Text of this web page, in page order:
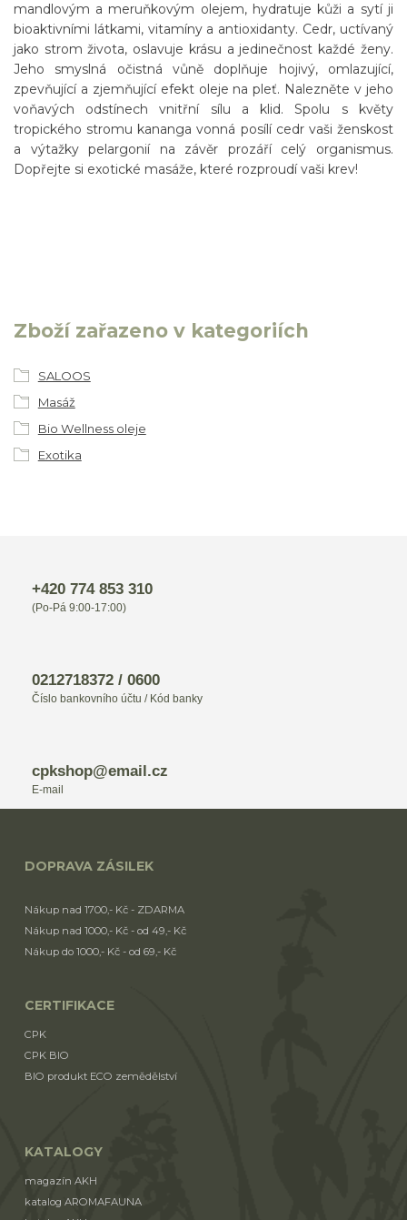
mandlovým a meruňkovým olejem, hydratuje kůži a sytí ji
bioaktivními látkami, vitamíny a antioxidanty. Cedr, uctívaný
jako strom života, oslavuje krásu a jedinečnost každé ženy.
Jeho smyslná očistná vůně doplňuje hojivý, omlazující,
zpevňující a zjemňující efekt oleje na pleť. Nalezněte v jeho
voňavých odstínech vnitřní sílu a klid. Spolu s květy
tropického stromu kananga vonná posílí cedr vaši ženskost
a výtažky pelargonií na závěr prozáří celý organismus.
Dopřejte si exotické masáže, které rozproudí vaši krev!
Zboží zařazeno v kategoriích
SALOOS
Masáž
Bio Wellness oleje
Exotika
+420 774 853 310
(Po-Pá 9:00-17:00)
0212718372 / 0600
Číslo bankovního účtu / Kód banky
cpkshop@email.cz
E-mail
DOPRAVA ZÁSILEK
Nákup nad 1700,- Kč - ZDARMA
Nákup nad 1000,- Kč - od 49,- Kč
Nákup do 1000,- Kč - od 69,- Kč
CERTIFIKACE
CPK
CPK BIO
BIO produkt ECO zemědělství
KATALOGY
magazín AKH
katalog AROMAFAUNA